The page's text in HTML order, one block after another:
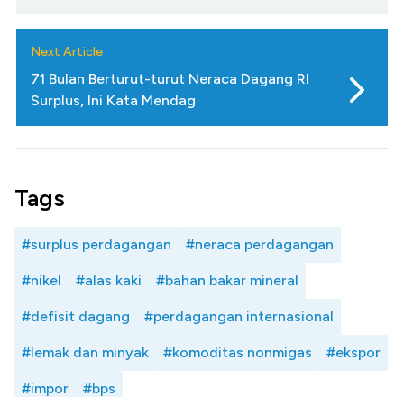
Next Article
71 Bulan Berturut-turut Neraca Dagang RI
Surplus, Ini Kata Mendag
Tags
#surplus perdagangan #neraca perdagangan
#nikel #alas kaki #bahan bakar mineral
#defisit dagang #perdagangan internasional
#lemak dan minyak #komoditas nonmigas #ekspor
#impor #bps